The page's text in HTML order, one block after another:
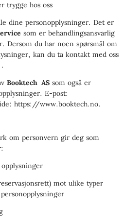
trygge hos oss
dine personopplysninger. Det er
som er behandlingsansvarlig
Dersom du har noen spørsmål om
kan du ta kontakt med oss
.
Booktech AS som også er
E-post:
https://www.booktech.no.
om personvern gir deg som
mot ulike typer